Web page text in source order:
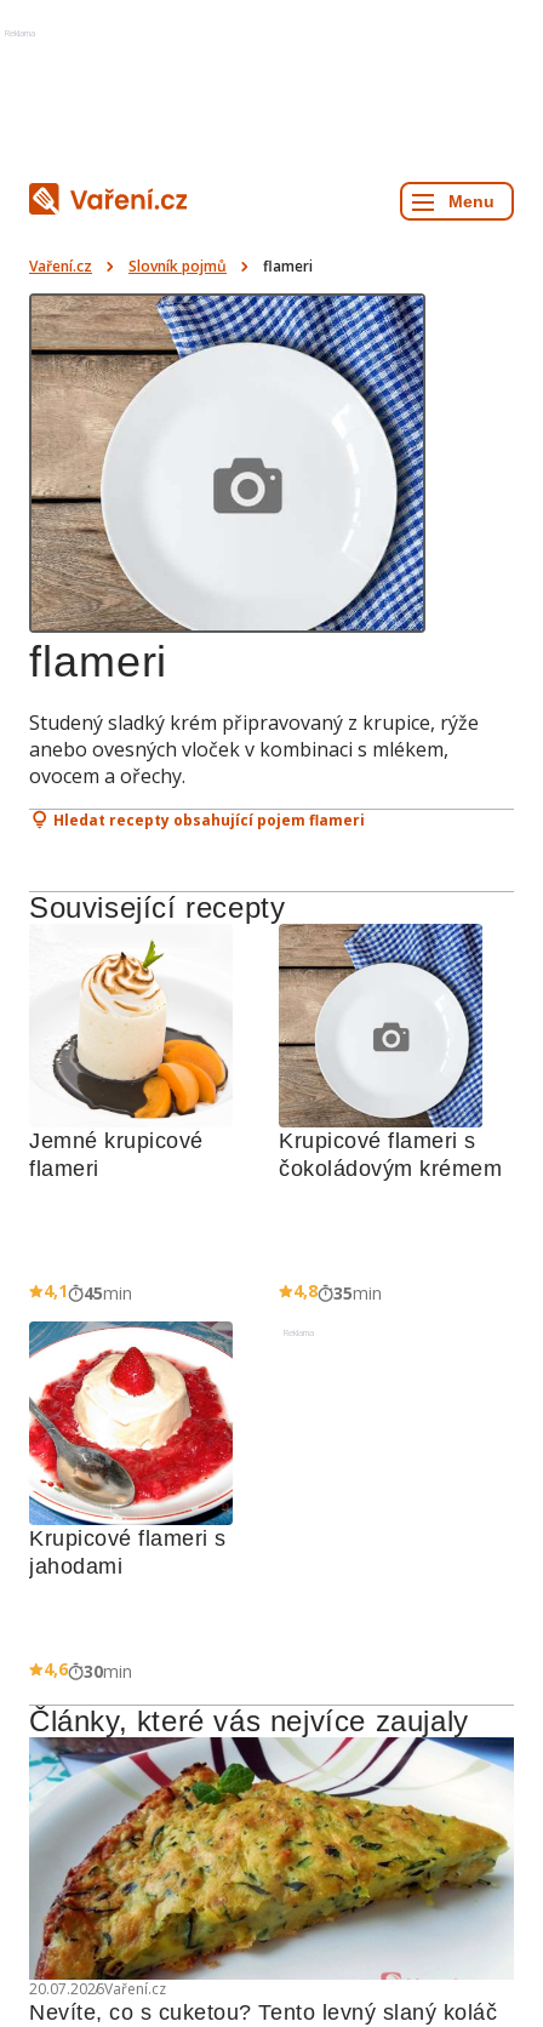
Reklama
Vaření.cz Slovník pojmů flameri
flameri
Studený sladký krém připravovaný z krupice, rýže
anebo ovesných vloček v kombinaci s mlékem,
ovocem a ořechy.
Hledat recepty obsahující pojem flameri
Související recepty
Jemné krupicové
flameri
4,1 45min
Krupicové flameri s
čokoládovým krémem
4,8 35min
Krupicové flameri s
jahodami
4,6 30min
Reklama
Články, které vás nejvíce zaujaly
20.07.2026Vaření.cz
Nevíte, co s cuketou? Tento levný slaný koláč